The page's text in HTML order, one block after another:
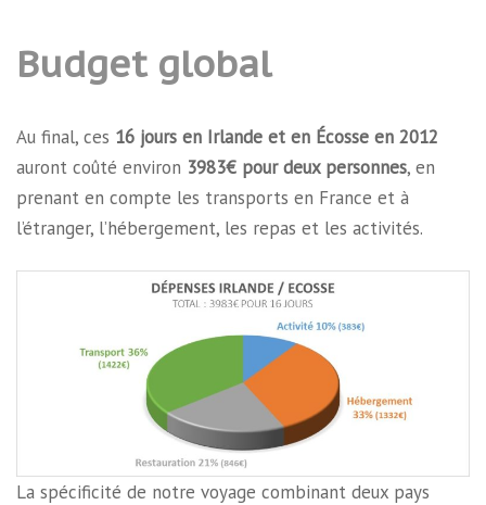
Budget global
Au final, ces 16 jours en Irlande et en Écosse en 2012
auront coûté environ 3983€ pour deux personnes, en
prenant en compte les transports en France et à
l’étranger, l’hébergement, les repas et les activités.
La spécificité de notre voyage combinant deux pays